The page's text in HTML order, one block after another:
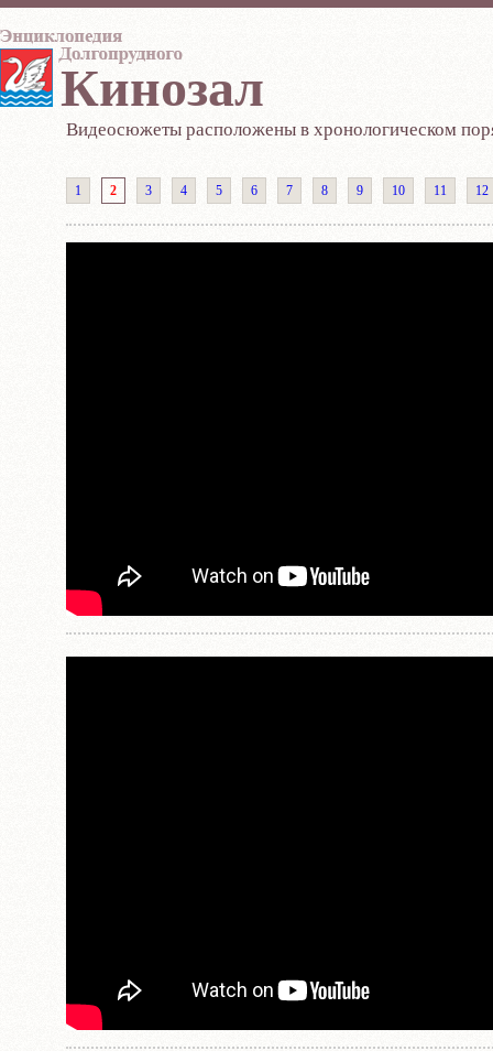
Кинозал
Видеосюжеты расположены в хронологическом
1 2 3 4 5 6 7 8 9 10 11 12